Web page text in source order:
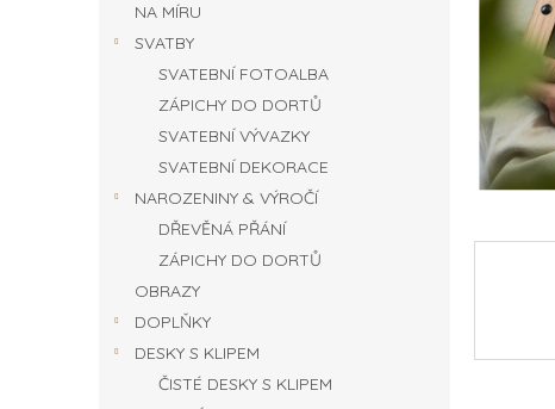
NA MÍRU
SVATBY
SVATEBNÍ FOTOALBA
ZÁPICHY DO DORTŮ
SVATEBNÍ VÝVAZKY
SVATEBNÍ DEKORACE
NAROZENINY & VÝROČÍ
DŘEVĚNÁ PŘÁNÍ
ZÁPICHY DO DORTŮ
OBRAZY
DOPLŇKY
DESKY S KLIPEM
ČISTÉ DESKY S KLIPEM